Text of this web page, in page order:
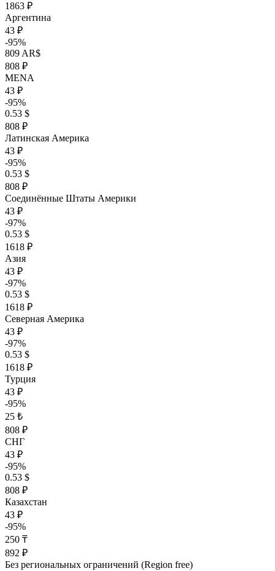
1863 ₽
Аргентина
43 ₽
-95%
809 AR$
808 ₽
MENA
43 ₽
-95%
0.53 $
808 ₽
Латинская Америка
43 ₽
-95%
0.53 $
808 ₽
Соединённые Штаты Америки
43 ₽
-97%
0.53 $
1618 ₽
Азия
43 ₽
-97%
0.53 $
1618 ₽
Северная Америка
43 ₽
-97%
0.53 $
1618 ₽
Турция
43 ₽
-95%
25 ₺
808 ₽
СНГ
43 ₽
-95%
0.53 $
808 ₽
Казахстан
43 ₽
-95%
250 ₸
892 ₽
Без региональных ограничений (Region free)